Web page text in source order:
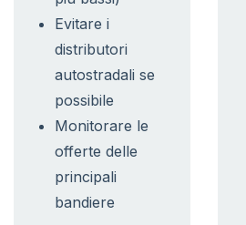
Evitare i
distributori
autostradali se
possibile
Monitorare le
offerte delle
principali
bandiere